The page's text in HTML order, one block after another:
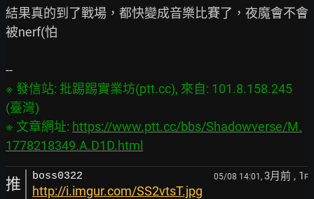
結果真的到了戰場，都快變成音樂比賽了，夜魔會不會
被nerf(怕
※ 發信站: 批踢踢實業坊(ptt.cc), 來自: 101.8.158.245
(臺灣)
※ 文章網址: https://www.ptt.cc/bbs/Shadowverse/M.
1778218349.A.D1D.html
推 boss0322 05/08 14:01, 3月前 , 1 F
http://i.imgur.com/SS2vtsT.jpg